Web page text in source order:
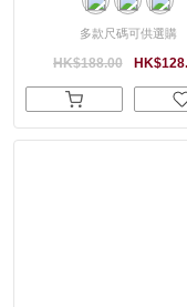
多款尺碼可供選購
HK$188.00